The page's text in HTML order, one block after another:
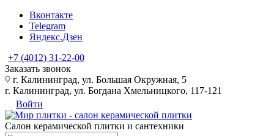
Вконтакте
Telegram
Яндекс.Дзен
+7 (4012) 31-22-00
Заказать звонок
г. Калининград, ул. Большая Окружная, 5
г. Калининград, ул. Богдана Хмельницкого, 117-121
Войти
Салон керамической плитки и сантехники